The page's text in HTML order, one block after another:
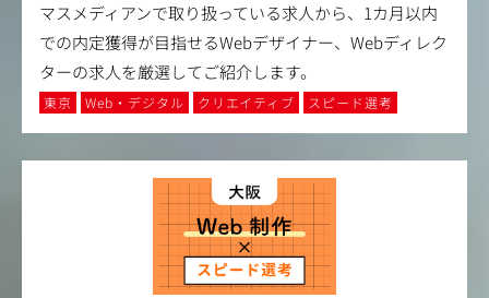
マスメディアンで取り扱っている求人から、1カ月以内
での内定獲得が目指せるWebデザイナー、Webディレク
ターの求人を厳選してご紹介します。
東京 Web・デジタル クリエイティブ スピード選考